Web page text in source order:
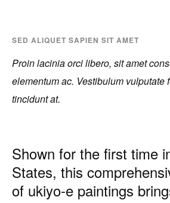
SED ALIQUET SAPIEN SIT AMET
Proin lacinia orci libero, sit amet
elementum ac. Vestibulum vulputate
tincidunt at.
Shown for the first time
States, this
of ukiyo-e paintings